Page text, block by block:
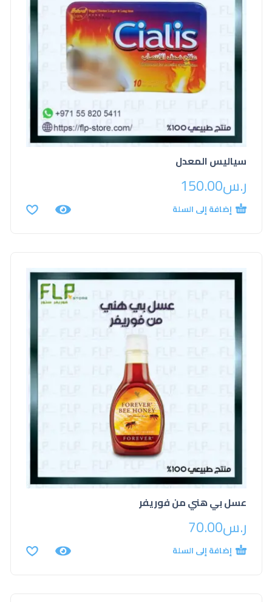
سياليس المعدل
ر.س150.00
إضافة إلى السلة
عسل بي هني من فوريفر
ر.س70.00
إضافة إلى السلة